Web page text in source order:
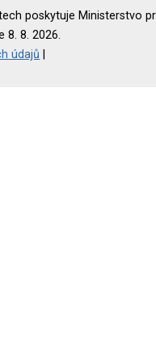
poskytuje Ministerstvo
8. 8. 2026.
údajů